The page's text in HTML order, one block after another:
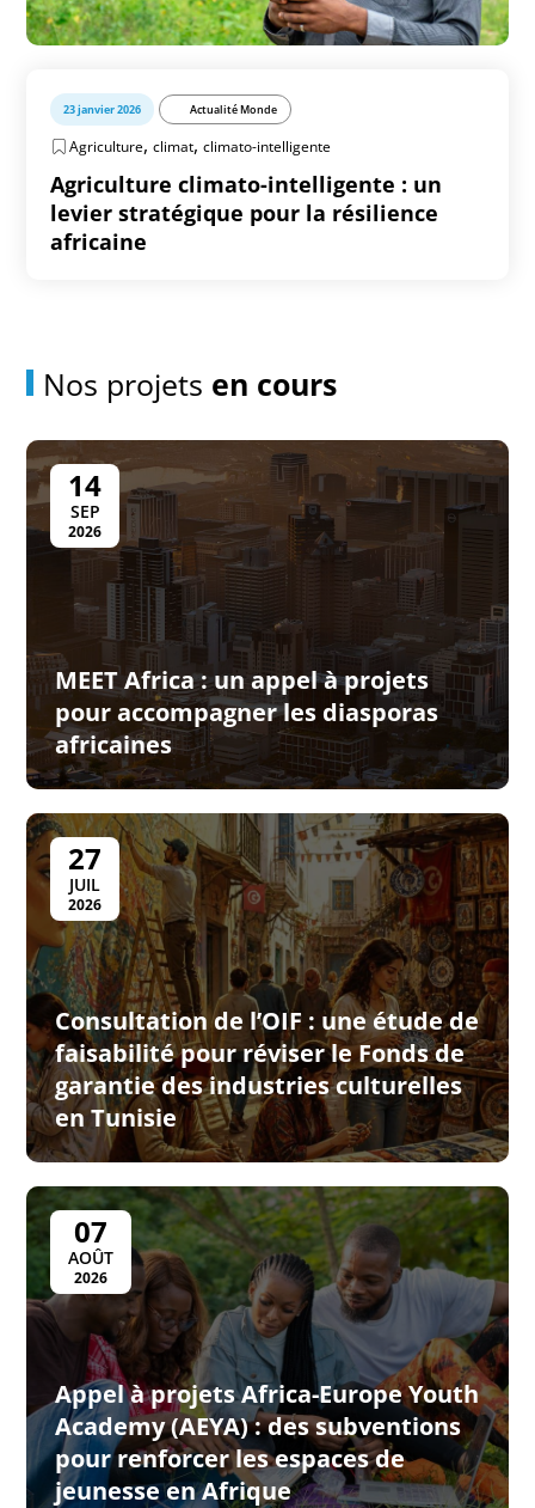
23 janvier 2026 Actualité Monde
Agriculture,climat,climato-intelligente
Agriculture climato-intelligente : un
levier stratégique pour la résilience
africaine
Nos projets en cours
14
SEP
2026
MEET Africa : un appel à projets
pour accompagner les diasporas
africaines
27
JUIL
2026
Consultation de l’OIF : une étude de
faisabilité pour réviser le Fonds de
garantie des industries culturelles
en Tunisie
07
AOÛT
2026
Appel à projets Africa-Europe Youth
Academy (AEYA) : des subventions
pour renforcer les espaces de
jeunesse en Afrique